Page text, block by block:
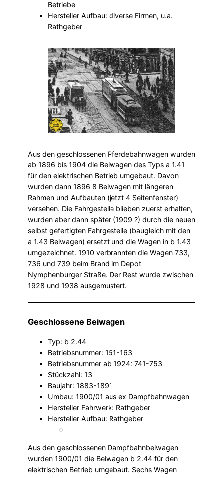
Betriebe
Hersteller Aufbau: diverse Firmen, u.a.
Rathgeber
Aus den geschlossenen Pferdebahnwagen wurden
ab 1896 bis 1904 die Beiwagen des Typs a 1.41
für den elektrischen Betrieb umgebaut. Davon
wurden dann 1896 8 Beiwagen mit längeren
Rahmen und Aufbauten (jetzt 4 Seitenfenster)
versehen. Die Fahrgestelle blieben zuerst erhalten,
wurden aber dann später (1909 ?) durch die neuen
selbst gefertigten Fahrgestelle (baugleich mit den
a 1.43 Beiwagen) ersetzt und die Wagen in b 1.43
umgezeichnet. 1910 verbrannten die Wagen 733,
736 und 739 beim Brand im Depot
Nymphenburger Straße. Der Rest wurde zwischen
1928 und 1938 ausgemustert.
Geschlossene Beiwagen
Typ: b 2.44
Betriebsnummer: 151-163
Betriebsnummer ab 1924: 741-753
Stückzahl: 13
Baujahr: 1883-1891
Umbau: 1900/01 aus ex Dampfbahnwagen
Hersteller Fahrwerk: Rathgeber
Hersteller Aufbau: Rathgeber
Aus den geschlossenen Dampfbahnbeiwagen
wurden 1900/01 die Beiwagen b 2.44 für den
elektrischen Betrieb umgebaut. Sechs Wagen